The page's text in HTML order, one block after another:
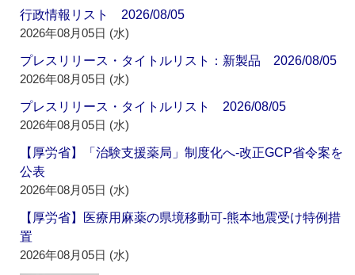
行政情報リスト 2026/08/05
2026年08月05日 (水)
プレスリリース・タイトルリスト：新製品 2026/08/05
2026年08月05日 (水)
プレスリリース・タイトルリスト 2026/08/05
2026年08月05日 (水)
【厚労省】「治験支援薬局」制度化へ‐改正GCP省令案を
公表
2026年08月05日 (水)
【厚労省】医療用麻薬の県境移動可‐熊本地震受け特例措
置
2026年08月05日 (水)